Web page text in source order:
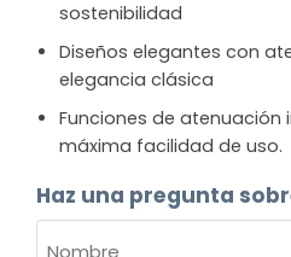
sostenibilidad
Diseños elegantes con
elegancia clásica
Funciones de
máxima facilidad de uso.
Haz una pregunta